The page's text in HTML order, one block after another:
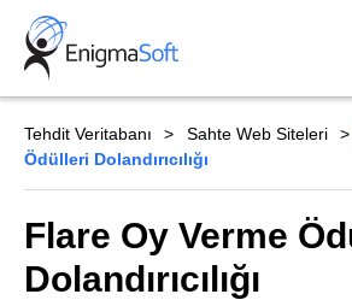
Skip
content
Tehdit Veritabanı Sahte Web Siteleri
Ödülleri Dolandırıcılığı
Flare Oy Verme
Dolandırıcılığı